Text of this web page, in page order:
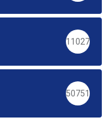
11027
50751